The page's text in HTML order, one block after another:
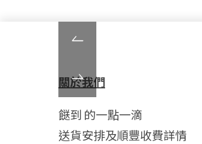
關於我們
餸到 的一點一滴
送貨安排及順豐收費詳情